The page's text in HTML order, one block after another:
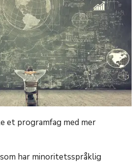
et programfag med mer
har minoritetsspråklig